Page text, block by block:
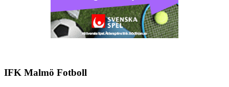
IFK Malmö Fotboll